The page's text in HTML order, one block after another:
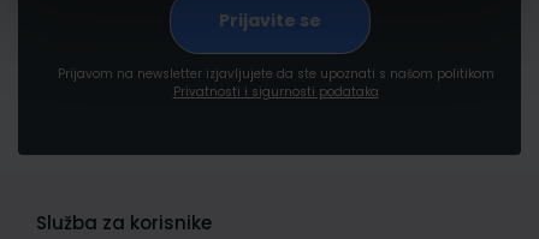
Prijavom na newsletter izjavljujete da ste upoznati s našom politikom
Privatnosti i sigurnosti podataka
Služba za korisnike